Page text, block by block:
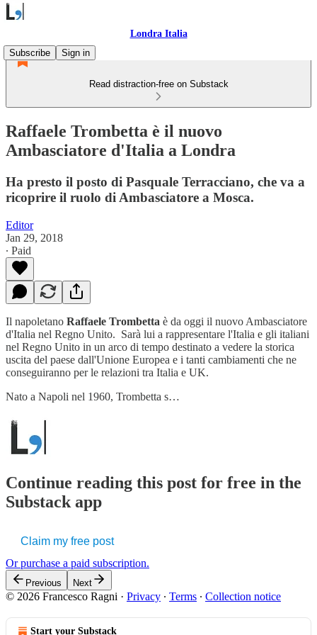
Londra Italia
Subscribe
Sign in
Read distraction-free on Substack
Raffaele Trombetta è il nuovo
Ambasciatore d'Italia a Londra
Ha presto il posto di Pasquale Terracciano, che va a
ricoprire il ruolo di Ambasciatore a Mosca.
Editor
Jan 29, 2018
∙ Paid
Il napoletano Raffaele Trombetta è da oggi il nuovo Ambasciatore
d'Italia nel Regno Unito. Sarà lui a rappresentare l'Italia e gli italiani
nel Regno Unito in un arco di tempo destinato a vedere la storica
uscita del paese dall'Unione Europea e i tanti cambiamenti che ne
conseguiranno per le relazioni tra Italia e UK.
Nato a Napoli nel 1960, Trombetta s…
Continue reading this post for free in the
Substack app
Claim my free post
Or purchase a paid subscription.
Previous Next
© 2026 Francesco Ragni · Privacy ∙ Terms ∙ Collection notice
Start your Substack